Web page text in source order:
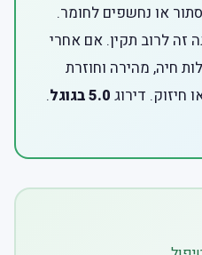
או נחשפים לחומר.
זה לרוב תקין. אם אחרי
חיה, מהירה וחוזרת
חיזוק. דירוג 5.0 בגוגל
.